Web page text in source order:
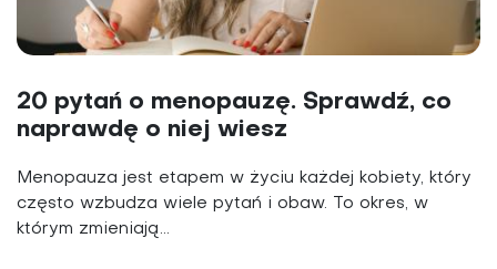
20 pytań o menopauzę. Sprawdź, co
naprawdę o niej wiesz
Menopauza jest etapem w życiu każdej kobiety, który
często wzbudza wiele pytań i obaw. To okres, w
którym zmieniają...